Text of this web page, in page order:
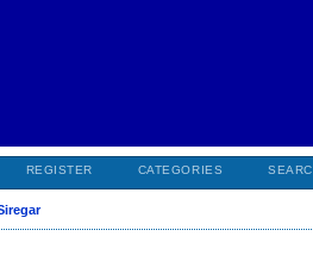
REGISTER CATEGORIES